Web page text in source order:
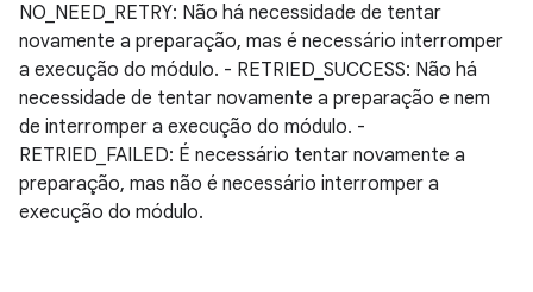
NO_NEED_RETRY: Não há necessidade de tentar
novamente a preparação, mas é necessário interromper
a execução do módulo. - RETRIED_SUCCESS: Não há
necessidade de tentar novamente a preparação e nem
de interromper a execução do módulo. -
RETRIED_FAILED: É necessário tentar novamente a
preparação, mas não é necessário interromper a
execução do módulo.